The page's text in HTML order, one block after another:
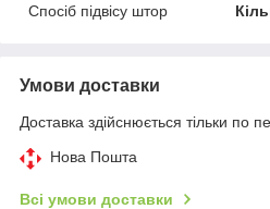
Спосіб підвісу штор
Умови доставки
Доставка здійснюється тільки по
Нова Пошта
Всі умови доставки